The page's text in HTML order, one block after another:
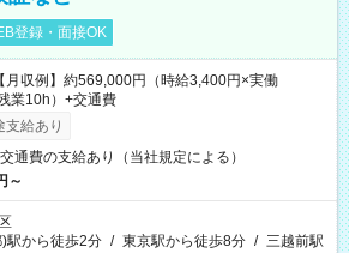
登録・面接OK
月収例】約569,000円（時給3,400円×実働
業10h）+交通費
支給あり
通費の支給あり（当社規定による）
～
駅から徒歩2分 / 東京駅から徒歩8分 / 三越前駅